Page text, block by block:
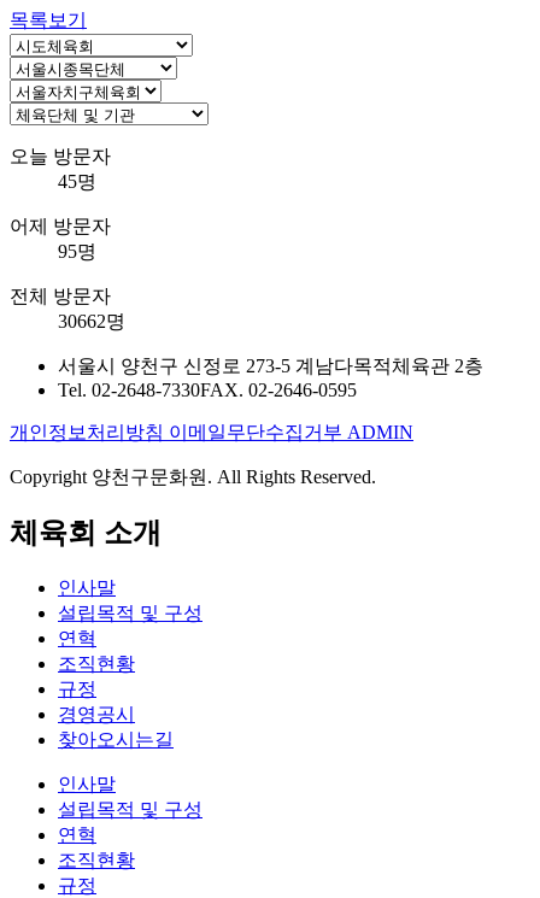
목록보기
오늘 방문자
45명
어제 방문자
95명
전체 방문자
30662명
서울시 양천구 신정로 273-5 계남다목적체육관 2층
Tel. 02-2648-7330FAX. 02-2646-0595
개인정보처리방침 이메일무단수집거부 ADMIN
Copyright 양천구문화원. All Rights Reserved.
체육회 소개
인사말
설립목적 및 구성
연혁
조직현황
규정
경영공시
찾아오시는길
인사말
설립목적 및 구성
연혁
조직현황
규정